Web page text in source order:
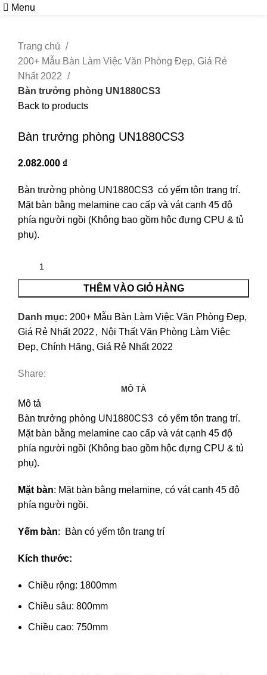
Menu
Trang chủ
200+ Mẫu Bàn Làm Việc Văn Phòng Đẹp, Giá Rẻ
Nhất 2022
Bàn trưởng phòng UN1880CS3
Back to products
Bàn trưởng phòng UN1880CS3
2.082.000 ₫
Bàn trưởng phòng UN1880CS3 có yếm tôn trang trí.
Mặt bàn bằng melamine cao cấp và vát cạnh 45 độ
phía người ngồi (Không bao gồm hộc đựng CPU & tủ
phụ).
THÊM VÀO GIỎ HÀNG
Danh mục: 200+ Mẫu Bàn Làm Việc Văn Phòng Đẹp,
Giá Rẻ Nhất 2022 , Nội Thất Văn Phòng Làm Việc
Đẹp, Chính Hãng, Giá Rẻ Nhất 2022
Share:
MÔ TẢ
Mô tả
Bàn trưởng phòng UN1880CS3 có yếm tôn trang trí.
Mặt bàn bằng melamine cao cấp và vát cạnh 45 độ
phía người ngồi (Không bao gồm hộc đựng CPU & tủ
phụ).
Mặt bàn: Mặt bàn bằng melamine, có vát cạnh 45 độ
phía người ngồi.
Yếm bàn: Bàn có yếm tôn trang trí
Kích thước:
Chiều rộng: 1800mm
Chiều sâu: 800mm
Chiều cao: 750mm